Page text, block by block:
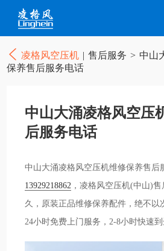
凌格风空压机 | 售后服务 > 中山
保养售后服务电话
中山大涌凌格风空压
后服务电话
中山大涌凌格风空压机维修保养售后
13929218862 ，凌格风空压机(中山)
久，原装正品维修保养配件，绝不以
24小时免费上门服务，2-8小时快速到